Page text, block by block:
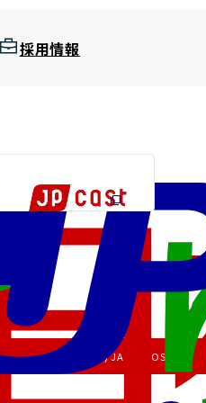
採用情報
Copyright (C) JAPAN POST